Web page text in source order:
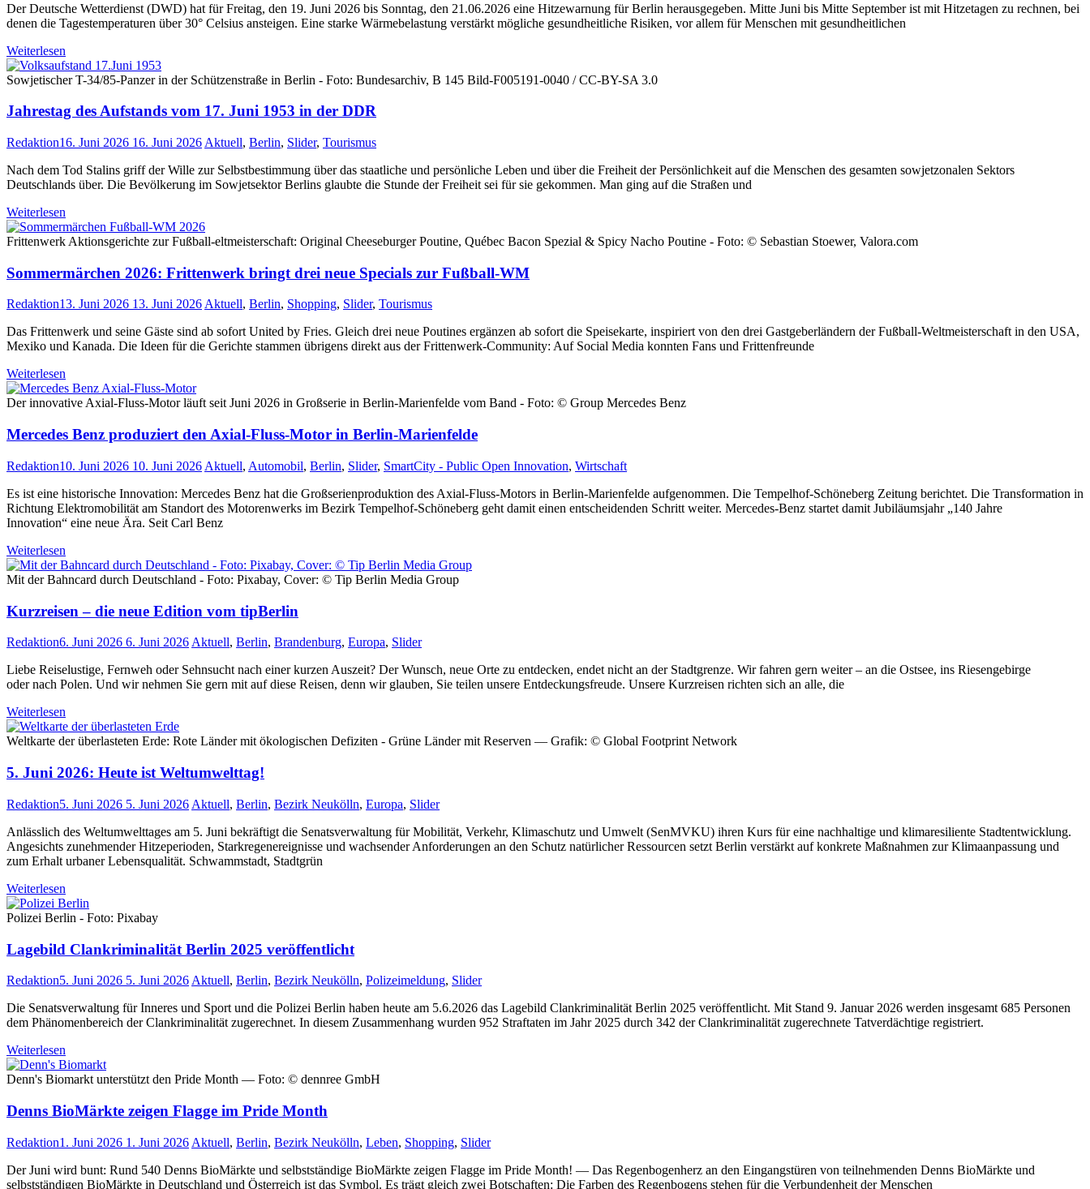
Der Deutsche Wetterdienst (DWD) hat für Freitag, den 19. Juni 2026 bis Sonntag, den 21.06.2026 eine Hitzewarnung für Berlin herausgegeben. Mitte Juni bis Mitte September ist mit Hitzetagen zu rechnen, bei
denen die Tagestemperaturen über 30° Celsius ansteigen. Eine starke Wärmebelastung verstärkt mögliche gesundheitliche Risiken, vor allem für Menschen mit gesundheitlichen
Weiterlesen
Sowjetischer T-34/85-Panzer in der Schützenstraße in Berlin - Foto: Bundesarchiv, B 145 Bild-F005191-0040 / CC-BY-SA 3.0
Jahrestag des Aufstands vom 17. Juni 1953 in der DDR
Redaktion16. Juni 2026 16. Juni 2026 Aktuell, Berlin, Slider, Tourismus
Nach dem Tod Stalins griff der Wille zur Selbstbestimmung über das staatliche und persönliche Leben und über die Freiheit der Persönlichkeit auf die Menschen des gesamten sowjetzonalen Sektors
Deutschlands über. Die Bevölkerung im Sowjetsektor Berlins glaubte die Stunde der Freiheit sei für sie gekommen. Man ging auf die Straßen und
Weiterlesen
Frittenwerk Aktionsgerichte zur Fußball-eltmeisterschaft: Original Cheeseburger Poutine, Québec Bacon Spezial & Spicy Nacho Poutine - Foto: © Sebastian Stoewer, Valora.com
Sommermärchen 2026: Frittenwerk bringt drei neue Specials zur Fußball-WM
Redaktion13. Juni 2026 13. Juni 2026Aktuell, Berlin, Shopping, Slider, Tourismus
Das Frittenwerk und seine Gäste sind ab sofort United by Fries. Gleich drei neue Poutines ergänzen ab sofort die Speisekarte, inspiriert von den drei Gastgeberländern der Fußball-Weltmeisterschaft in den USA,
Mexiko und Kanada. Die Ideen für die Gerichte stammen übrigens direkt aus der Frittenwerk-Community: Auf Social Media konnten Fans und Frittenfreunde
Weiterlesen
Der innovative Axial-Fluss-Motor läuft seit Juni 2026 in Großserie in Berlin-Marienfelde vom Band - Foto: © Group Mercedes Benz
Mercedes Benz produziert den Axial-Fluss-Motor in Berlin-Marienfelde
Redaktion10. Juni 2026 10. Juni 2026 Aktuell, Automobil, Berlin, Slider, SmartCity - Public Open Innovation, Wirtschaft
Es ist eine historische Innovation: Mercedes Benz hat die Großserienproduktion des Axial-Fluss-Motors in Berlin-Marienfelde aufgenommen. Die Tempelhof-Schöneberg Zeitung berichtet. Die Transformation in
Richtung Elektromobilität am Standort des Motorenwerks im Bezirk Tempelhof-Schöneberg geht damit einen entscheidenden Schritt weiter. Mercedes‑Benz startet damit Jubiläumsjahr „140 Jahre
Innovation“ eine neue Ära. Seit Carl Benz
Weiterlesen
Mit der Bahncard durch Deutschland - Foto: Pixabay, Cover: © Tip Berlin Media Group
Kurzreisen – die neue Edition vom tipBerlin
Redaktion6. Juni 2026 6. Juni 2026 Aktuell, Berlin, Brandenburg, Europa, Slider
Liebe Reiselustige, Fernweh oder Sehnsucht nach einer kurzen Auszeit? Der Wunsch, neue Orte zu entdecken, endet nicht an der Stadtgrenze. Wir fahren gern weiter – an die Ostsee, ins Riesengebirge
oder nach Polen. Und wir nehmen Sie gern mit auf diese Reisen, denn wir glauben, Sie teilen unsere Entdeckungsfreude. Unsere Kurzreisen richten sich an alle, die
Weiterlesen
Weltkarte der überlasteten Erde: Rote Länder mit ökologischen Defiziten - Grüne Länder mit Reserven — Grafik: © Global Footprint Network
5. Juni 2026: Heute ist Weltumwelttag!
Redaktion5. Juni 2026 5. Juni 2026 Aktuell, Berlin, Bezirk Neukölln, Europa, Slider
Anlässlich des Weltumwelttages am 5. Juni bekräftigt die Senatsverwaltung für Mobilität, Verkehr, Klimaschutz und Umwelt (SenMVKU) ihren Kurs für eine nachhaltige und klimaresiliente Stadtentwicklung.
Angesichts zunehmender Hitzeperioden, Starkregenereignisse und wachsender Anforderungen an den Schutz natürlicher Ressourcen setzt Berlin verstärkt auf konkrete Maßnahmen zur Klimaanpassung und
zum Erhalt urbaner Lebensqualität. Schwammstadt, Stadtgrün
Weiterlesen
Polizei Berlin - Foto: Pixabay
Lagebild Clankriminalität Berlin 2025 veröffentlicht
Redaktion5. Juni 2026 5. Juni 2026 Aktuell, Berlin, Bezirk Neukölln, Polizeimeldung, Slider
Die Senatsverwaltung für Inneres und Sport und die Polizei Berlin haben heute am 5.6.2026 das Lagebild Clankriminalität Berlin 2025 veröffentlicht. Mit Stand 9. Januar 2026 werden insgesamt 685 Personen
dem Phänomenbereich der Clankriminalität zugerechnet. In diesem Zusammenhang wurden 952 Straftaten im Jahr 2025 durch 342 der Clankriminalität zugerechnete Tatverdächtige registriert.
Weiterlesen
Denn's Biomarkt unterstützt den Pride Month — Foto: © dennree GmbH
Denns BioMärkte zeigen Flagge im Pride Month
Redaktion1. Juni 2026 1. Juni 2026 Aktuell, Berlin, Bezirk Neukölln, Leben, Shopping, Slider
Der Juni wird bunt: Rund 540 Denns BioMärkte und selbstständige BioMärkte zeigen Flagge im Pride Month! — Das Regenbogenherz an den Eingangstüren von teilnehmenden Denns BioMärkte und
selbstständigen BioMärkte in Deutschland und Österreich ist das Symbol. Es trägt gleich zwei Botschaften: Die Farben des Regenbogens stehen für die Verbundenheit der Menschen